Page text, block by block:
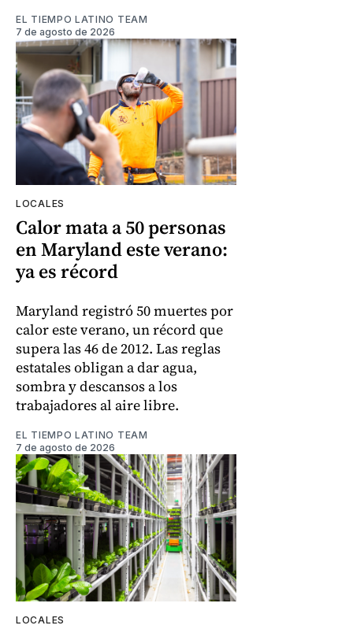
EL TIEMPO LATINO TEAM
7 de agosto de 2026
LOCALES
Calor mata a 50 personas
en Maryland este verano:
ya es récord
Maryland registró 50 muertes por
calor este verano, un récord que
supera las 46 de 2012. Las reglas
estatales obligan a dar agua,
sombra y descansos a los
trabajadores al aire libre.
EL TIEMPO LATINO TEAM
7 de agosto de 2026
LOCALES